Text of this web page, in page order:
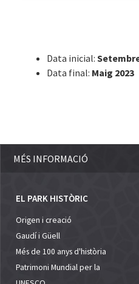
Data inicial:
Data final: Maig 2023
MÉS INFORMACIÓ
EL PARK HISTÒRIC
Origen i creació
Gaudí i Güell
Més de 100 anys d'història
Patrimoni Mundial per la